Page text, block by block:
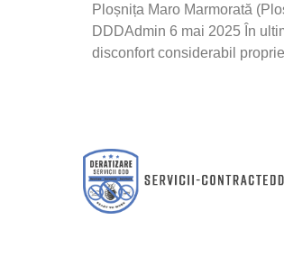
Ploșnița Maro Marmorată
DDDAdmin 6 mai 2025 În
disconfort considerabil